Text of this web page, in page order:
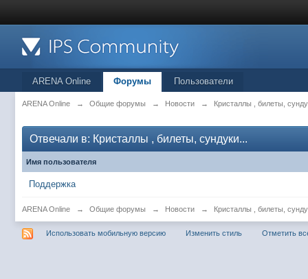
ARENA Online Форумы Пользователи
ARENA Online → Общие форумы → Новости → Кристаллы , билеты,
Отвечали в: Кристаллы , билеты, сундуки...
Имя пользователя
Поддержка
ARENA Online → Общие форумы → Новости → Кристаллы , билеты,
Использовать мобильную версию Изменить стиль Отметить